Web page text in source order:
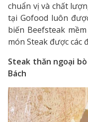
chuẩn vị và chất
tại Gofood luôn
biến Beefsteak
món Steak được các
Steak thăn ngoại
Bách